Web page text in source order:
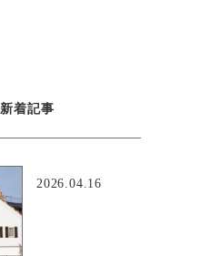
新着記事
2026.04.16